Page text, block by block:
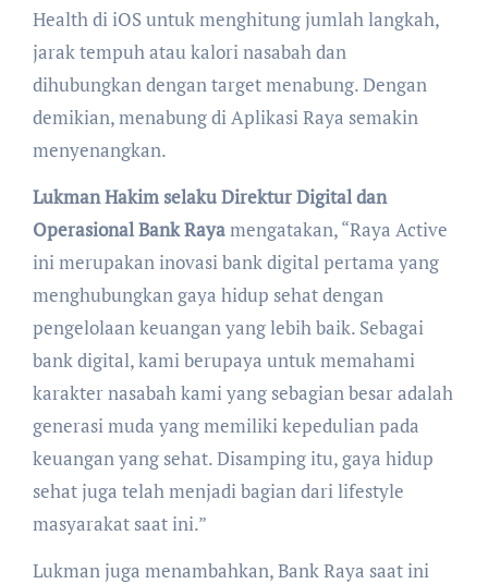
Health di iOS untuk menghitung jumlah langkah,
jarak tempuh atau kalori nasabah dan
dihubungkan dengan target menabung. Dengan
demikian, menabung di Aplikasi Raya semakin
menyenangkan.
Lukman Hakim selaku Direktur Digital dan
Operasional Bank Rayamengatakan, “Raya Active
ini merupakan inovasi bank digital pertama yang
menghubungkan gaya hidup sehat dengan
pengelolaan keuangan yang lebih baik. Sebagai
bank digital, kami berupaya untuk memahami
karakter nasabah kami yang sebagian besar adalah
generasi muda yang memiliki kepedulian pada
keuangan yang sehat. Disamping itu, gaya hidup
sehat juga telah menjadi bagian dari lifestyle
masyarakat saat ini.”
Lukman juga menambahkan, Bank Raya saat ini